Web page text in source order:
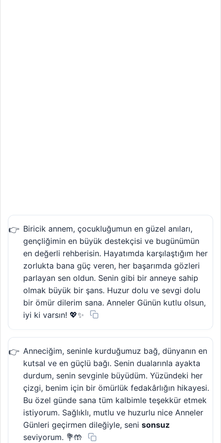
Biricik annem, çocukluğumun en güzel anıları,
gençliğimin en büyük destekçisi ve bugünümün
en değerli rehberisin. Hayatımda karşılaştığım her
zorlukta bana güç veren, her başarımda gözleri
parlayan sen oldun. Senin gibi bir anneye sahip
olmak büyük bir şans. Huzur dolu ve sevgi dolu
bir ömür dilerim sana. Anneler Günün kutlu olsun,
iyi ki varsın! 💖✨
Anneciğim, seninle kurduğumuz bağ, dünyanın en
kutsal ve en güçlü bağı. Senin dualarınla ayakta
durdum, senin sevginle büyüdüm. Yüzündeki her
çizgi, benim için bir ömürlük fedakârlığın hikayesi.
Bu özel günde sana tüm kalbimle teşekkür etmek
istiyorum. Sağlıklı, mutlu ve huzurlu nice Anneler
Günleri geçirmen dileğiyle, seni sonsuz
seviyorum. 💐🤲